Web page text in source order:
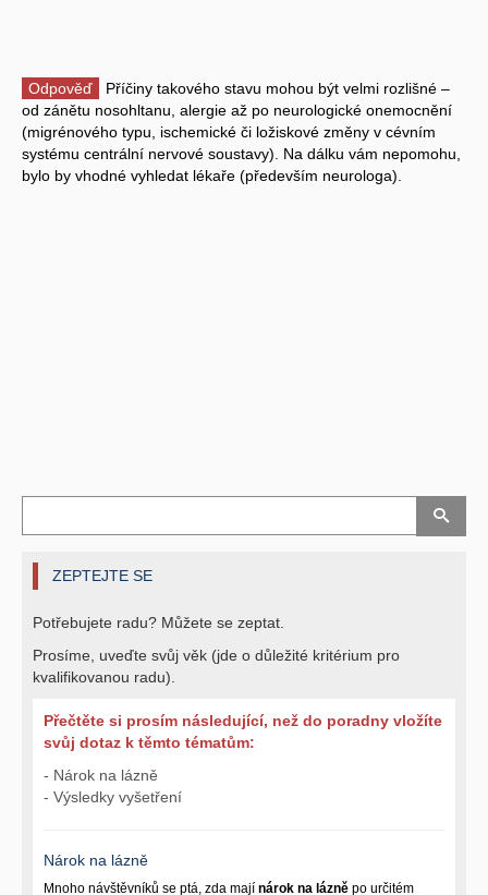
Odpověď
Příčiny takového stavu mohou být velmi rozlišné –
od zánětu nosohltanu, alergie až po neurologické onemocnění
(migrénového typu, ischemické či ložiskové změny v cévním
systému centrální nervové soustavy). Na dálku vám nepomohu,
bylo by vhodné vyhledat lékaře (především neurologa).
ZEPTEJTE SE
Potřebujete radu? Můžete se zeptat.
Prosíme, uveďte svůj věk (jde o důležité kritérium pro
kvalifikovanou radu).
Přečtěte si prosím následující, než do poradny vložíte
svůj dotaz k těmto tématům:
- Nárok na lázně
- Výsledky vyšetření
Nárok na lázně
Mnoho návštěvníků se ptá, zda mají nárok na lázně po určitém